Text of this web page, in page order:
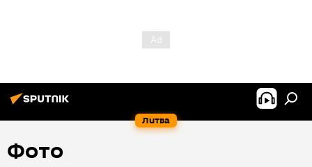
Литва
Фото